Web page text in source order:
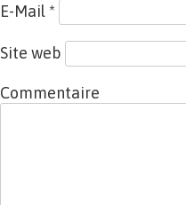
E-Mail *
Site web
Commentaire